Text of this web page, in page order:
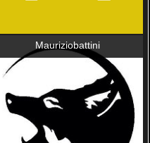
Mauriziobattini